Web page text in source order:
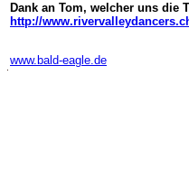
Dank an Tom, welcher uns die
http://
www.bald-eagle.de